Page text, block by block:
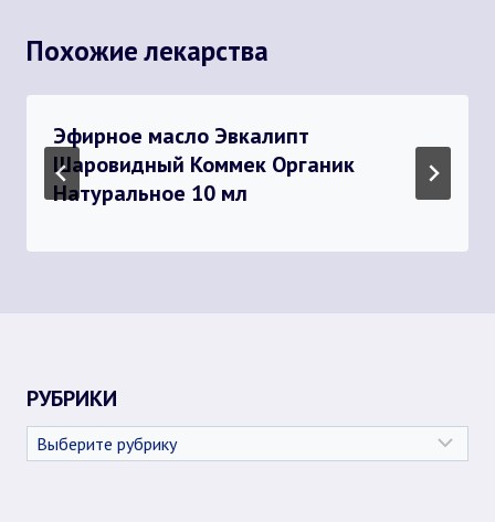
Похожие лекарства
Эфирное масло Эвкалипт
Шаровидный Коммек Органик
Натуральное 10 мл
РУБРИКИ
Рубрики